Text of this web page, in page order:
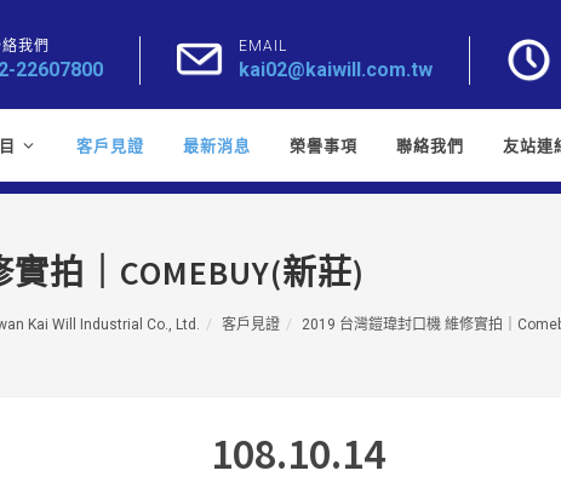
我們
22607800
EMAIL
kai02@kaiwill.com.tw
客戶見證 最新消息 榮譽事項 聯絡我們 友站連
拍｜COMEBUY(新莊)
Kai Will Industrial Co., Ltd. 客戶見證 2019 台灣鎧瑋封口機 維修實拍｜
108.10.14